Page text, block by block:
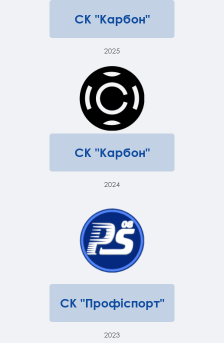
СК "Карбон"
2025
СК "Карбон"
2024
СК "Профіспорт"
2023